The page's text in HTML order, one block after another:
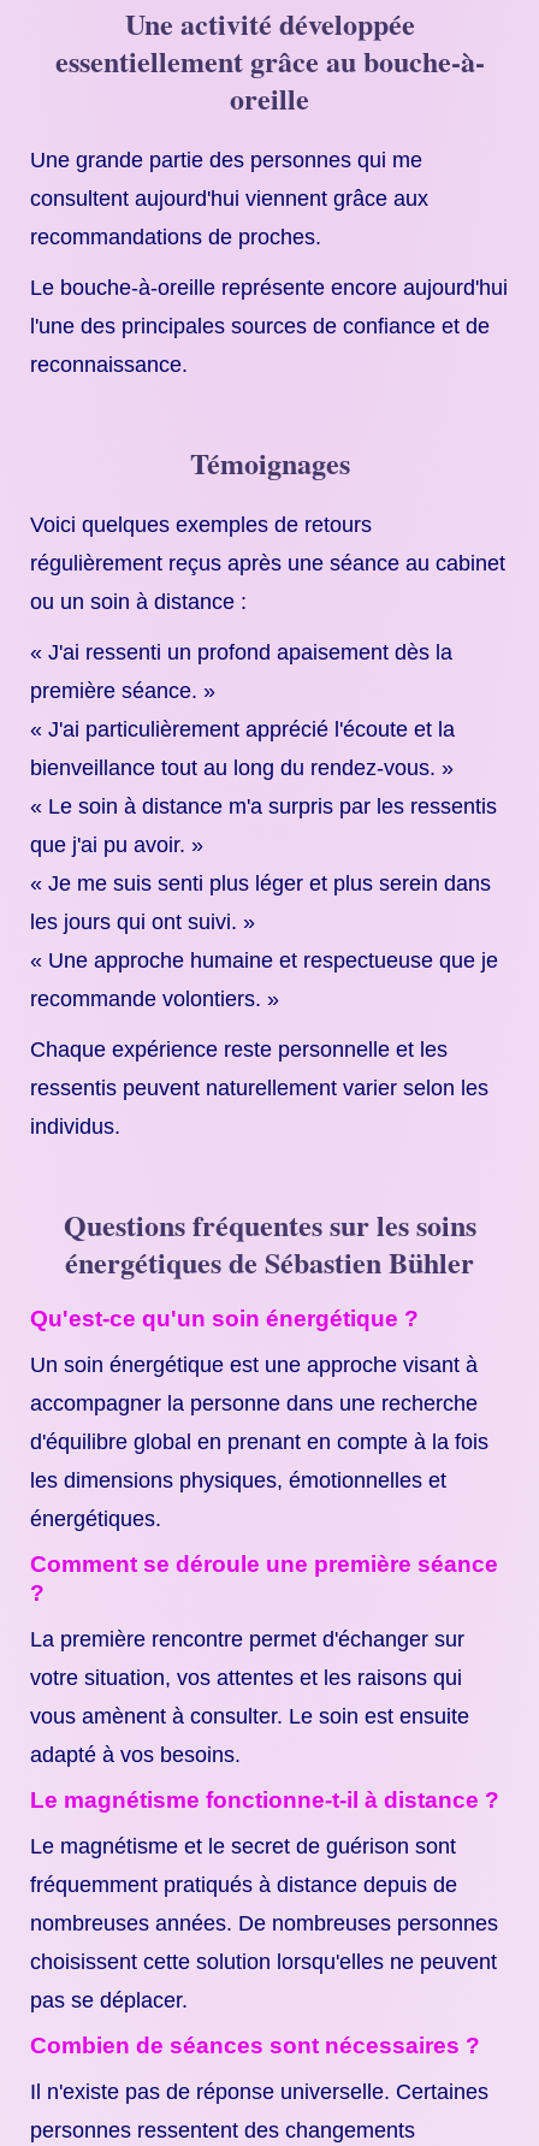
Une activité développée
essentiellement grâce au bouche-à-
oreille
Une grande partie des personnes qui me
consultent aujourd'hui viennent grâce aux
recommandations de proches.
Le bouche-à-oreille représente encore aujourd'hui
l'une des principales sources de confiance et de
reconnaissance.
Témoignages
Voici quelques exemples de retours
régulièrement reçus après une séance au cabinet
ou un soin à distance :
« J'ai ressenti un profond apaisement dès la
première séance. »
« J'ai particulièrement apprécié l'écoute et la
bienveillance tout au long du rendez-vous. »
« Le soin à distance m'a surpris par les ressentis
que j'ai pu avoir. »
« Je me suis senti plus léger et plus serein dans
les jours qui ont suivi. »
« Une approche humaine et respectueuse que je
recommande volontiers. »
Chaque expérience reste personnelle et les
ressentis peuvent naturellement varier selon les
individus.
Questions fréquentes sur les soins
énergétiques de Sébastien Bühler
Qu'est-ce qu'un soin énergétique ?
Un soin énergétique est une approche visant à
accompagner la personne dans une recherche
d'équilibre global en prenant en compte à la fois
les dimensions physiques, émotionnelles et
énergétiques.
Comment se déroule une première séance
?
La première rencontre permet d'échanger sur
votre situation, vos attentes et les raisons qui
vous amènent à consulter. Le soin est ensuite
adapté à vos besoins.
Le magnétisme fonctionne-t-il à distance ?
Le magnétisme et le secret de guérison sont
fréquemment pratiqués à distance depuis de
nombreuses années. De nombreuses personnes
choisissent cette solution lorsqu'elles ne peuvent
pas se déplacer.
Combien de séances sont nécessaires ?
Il n'existe pas de réponse universelle. Certaines
personnes ressentent des changements